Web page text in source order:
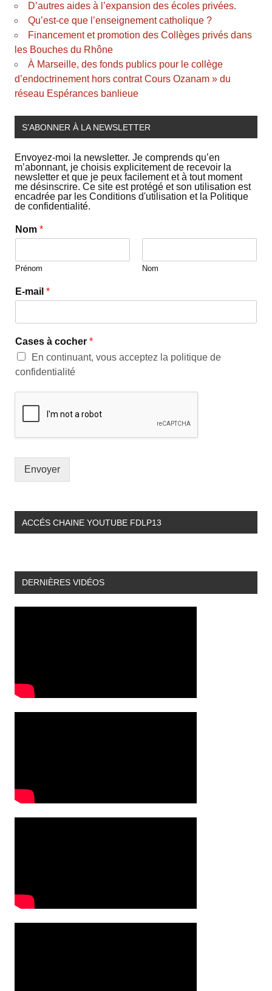
D’autres aides à l’expansion des écoles privées.
Qu’est-ce que l’enseignement catholique ?
Financement et promotion des Collèges privés dans
les Bouches du Rhône
À Marseille, des fonds publics pour le collège
d’endoctrinement hors contrat Cours Ozanam » du
réseau Espérances banlieue
S’ABONNER À LA NEWSLETTER
Envoyez-moi la newsletter. Je comprends qu’en
m’abonnant, je choisis explicitement de recevoir la
newsletter et que je peux facilement et à tout moment
me désinscrire. Ce site est protégé et son utilisation est
encadrée par les Conditions d'utilisation et la Politique
de confidentialité.
Nom *
Prénom Nom
E-mail *
Cases à cocher *
En continuant, vous acceptez la politique de
confidentialité
Envoyer
ACCÉS CHAINE YOUTUBE FDLP13
DERNIÈRES VIDÉOS